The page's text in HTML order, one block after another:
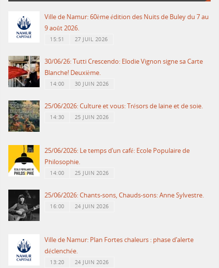
Ville de Namur: 60ème édition des Nuits de Buley du 7 au
9 août 2026.
15:51 27 JUIL 2026
30/06/26: Tutti Crescendo: Elodie Vignon signe sa Carte
Blanche! Deuxième.
14:00 30 JUIN 2026
25/06/2026: Culture et vous: Trésors de laine et de soie.
14:30 25 JUIN 2026
25/06/2026: Le temps d’un café: Ecole Populaire de
Philosophie.
14:00 25 JUIN 2026
25/06/2026: Chants-sons, Chauds-sons: Anne Sylvestre.
16:00 24 JUIN 2026
Ville de Namur: Plan Fortes chaleurs : phase d’alerte
déclenchée.
13:20 24 JUIN 2026